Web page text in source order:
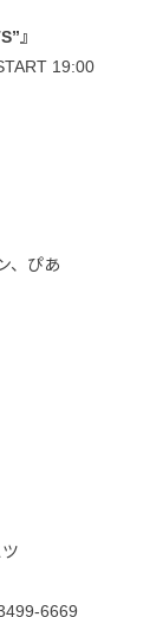
』
19:00
、ぴあ
6669